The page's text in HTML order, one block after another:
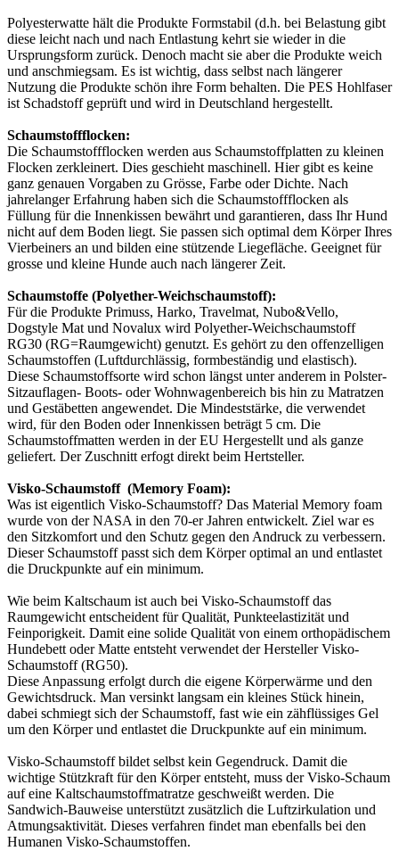
Polyesterwatte hält die Produkte Formstabil (d.h. bei Belastung gibt
diese leicht nach und nach Entlastung kehrt sie wieder in die
Ursprungsform zurück. Denoch macht sie aber die Produkte weich
und anschmiegsam. Es ist wichtig, dass selbst nach längerer
Nutzung die Produkte schön ihre Form behalten. Die PES Hohlfaser
ist Schadstoff geprüft und wird in Deutschland hergestellt.
Schaumstoffflocken:
Die Schaumstoffflocken werden aus Schaumstoffplatten zu kleinen
Flocken zerkleinert. Dies geschieht maschinell. Hier gibt es keine
ganz genauen Vorgaben zu Grösse, Farbe oder Dichte. Nach
jahrelanger Erfahrung haben sich die Schaumstoffflocken als
Füllung für die Innenkissen bewährt und garantieren, dass Ihr Hund
nicht auf dem Boden liegt. Sie passen sich optimal dem Körper Ihres
Vierbeiners an und bilden eine stützende Liegefläche. Geeignet für
grosse und kleine Hunde auch nach längerer Zeit.
Schaumstoffe (Polyether-Weichschaumstoff):
Für die Produkte Primuss, Harko, Travelmat, Nubo&Vello,
Dogstyle Mat und Novalux wird Polyether-Weichschaumstoff
RG30 (RG=Raumgewicht) genutzt. Es gehört zu den offenzelligen
Schaumstoffen (Luftdurchlässig, formbeständig und elastisch).
Diese Schaumstoffsorte wird schon längst unter anderem in Polster-
Sitzauflagen- Boots- oder Wohnwagenbereich bis hin zu Matratzen
und Gestäbetten angewendet. Die Mindeststärke, die verwendet
wird, für den Boden oder Innenkissen beträgt 5 cm. Die
Schaumstoffmatten werden in der EU Hergestellt und als ganze
geliefert. Der Zuschnitt erfogt direkt beim Hertsteller.
Visko-Schaumstoff (Memory Foam):
Was ist eigentlich Visko-Schaumstoff? Das Material Memory foam
wurde von der NASA in den 70-er Jahren entwickelt. Ziel war es
den Sitzkomfort und den Schutz gegen den Andruck zu verbessern.
Dieser Schaumstoff passt sich dem Körper optimal an und entlastet
die Druckpunkte auf ein minimum.
Wie beim Kaltschaum ist auch bei Visko-Schaumstoff das
Raumgewicht entscheident für Qualität, Punkteelastizität und
Feinporigkeit. Damit eine solide Qualität von einem orthopädischem
Hundebett oder Matte entsteht verwendet der Hersteller Visko-
Schaumstoff (RG50).
Diese Anpassung erfolgt durch die eigene Körperwärme und den
Gewichtsdruck. Man versinkt langsam ein kleines Stück hinein,
dabei schmiegt sich der Schaumstoff, fast wie ein zähflüssiges Gel
um den Körper und entlastet die Druckpunkte auf ein minimum.
Visko-Schaumstoff bildet selbst kein Gegendruck. Damit die
wichtige Stützkraft für den Körper entsteht, muss der Visko-Schaum
auf eine Kaltschaumstoffmatratze geschweißt werden. Die
Sandwich-Bauweise unterstützt zusätzlich die Luftzirkulation und
Atmungsaktivität. Dieses verfahren findet man ebenfalls bei den
Humanen Visko-Schaumstoffen.